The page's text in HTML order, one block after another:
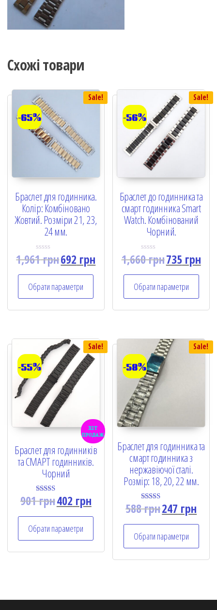
Схожі товари
Sale!
-65%
Браслет для годинника.
Колір: Комбіновано
Жовтий. Розміри 21, 23,
24 мм.
R
a
d
0
o
u
5
1,961грн692 грн
Обрати параметри
Sale!
-56%
Браслет до годинника та
смарт годинника Smart
Watch. Комбінований
Чорний.
R
a
d
0
o
u
5
1,660грн735грн
Обрати параметри
Sale!
-55%
хіт
продаж
Браслет для годинників
та СМАРТ годинників.
Чорний
Rated
5.00
901грн402 грн
Обрати параметри
Sale!
-58%
Браслет для годинника та
смарт годинника з
нержавіючої сталі.
Розмір: 18, 20, 22 мм.
Rated
5.00
588грн247 грн
Обрати параметри